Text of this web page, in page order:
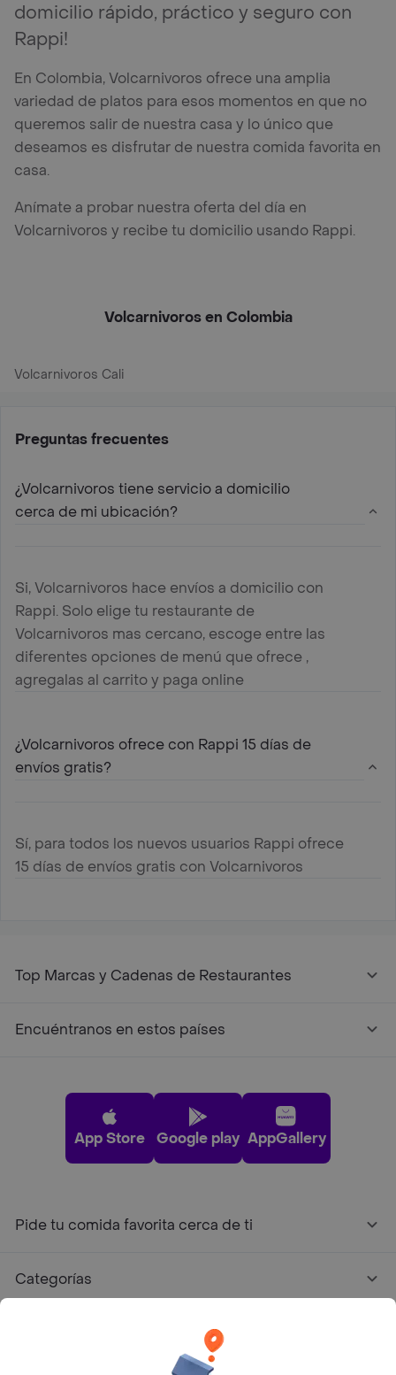
domicilio rápido, práctico y seguro con
Rappi!
En Colombia, Volcarnivoros ofrece una amplia
variedad de platos para esos momentos en que no
queremos salir de nuestra casa y lo único que
deseamos es disfrutar de nuestra comida favorita en
casa.
Anímate a probar nuestra oferta del día en
Volcarnivoros y recibe tu domicilio usando Rappi.
Volcarnivoros en Colombia
Volcarnivoros Cali
Preguntas frecuentes
¿Volcarnivoros tiene servicio a domicilio
cerca de mi ubicación?
Si, Volcarnivoros hace envíos a domicilio con
Rappi. Solo elige tu restaurante de
Volcarnivoros mas cercano, escoge entre las
diferentes opciones de menú que ofrece ,
agregalas al carrito y paga online
¿Volcarnivoros ofrece con Rappi 15 días de
envíos gratis?
Sí, para todos los nuevos usuarios Rappi ofrece
15 días de envíos gratis con Volcarnivoros
Top Marcas y Cadenas de Restaurantes
Encuéntranos en estos países
App Store Google play AppGallery
Pide tu comida favorita cerca de ti
Categorías